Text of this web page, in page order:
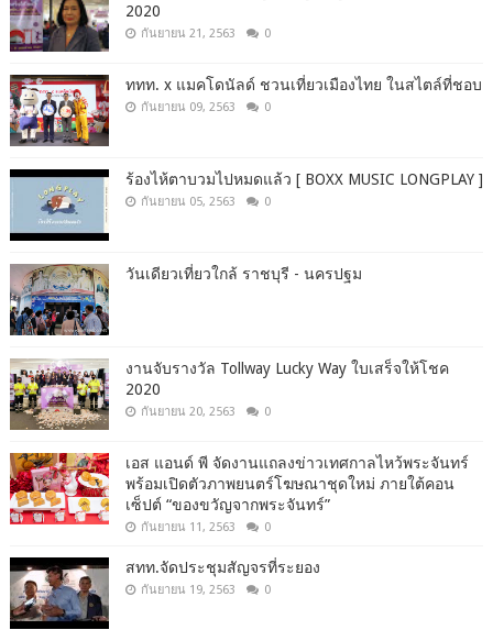
2020
กันยายน 21, 2563 0
ททท. x แมคโดนัลด์ ชวนเที่ยวเมืองไทย ในสไตล์ที่ชอบ
กันยายน 09, 2563 0
ร้องไห้ตาบวมไปหมดแล้ว [ BOXX MUSIC LONGPLAY ]
กันยายน 05, 2563 0
วันเดียวเที่ยวใกล้ ราชบุรี - นครปฐม
งานจับรางวัล Tollway Lucky Way ใบเสร็จให้โชค
2020
กันยายน 20, 2563 0
เอส แอนด์ พี จัดงานแถลงข่าวเทศกาลไหว้พระจันทร์
พร้อมเปิดตัวภาพยนตร์โฆษณาชุดใหม่ ภายใต้คอน
เซ็ปต์ “ของขวัญจากพระจันทร์”
กันยายน 11, 2563 0
สทท.จัดประชุมสัญจรที่ระยอง
กันยายน 19, 2563 0